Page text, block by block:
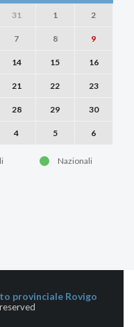
31 1 2
7 8 9
14 15 16
21 22 23
28 29 30
4 5 6
Nazionali
provinciale Rovigo